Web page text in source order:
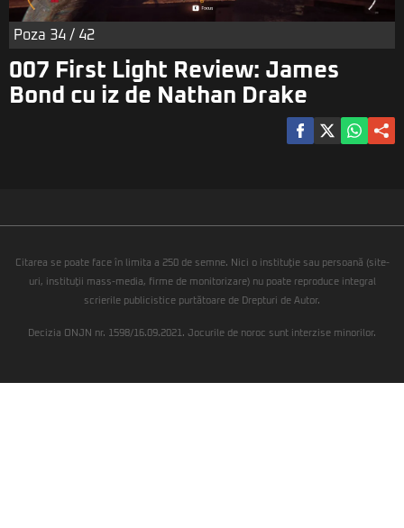
Poza 34 / 42
007 First Light Review: James
Bond cu iz de Nathan Drake
Citarea se poate face în limita a 250 de semne. Nici o instituţie sau persoană (site-
uri, instituţii mass-media, firme de monitorizare) nu poate reproduce integral
scrierile publicistice purtătoare de Drepturi de Autor.
Decizia ONJN nr. 1598/16.09.2021. Jocurile de noroc sunt interzise minorilor.